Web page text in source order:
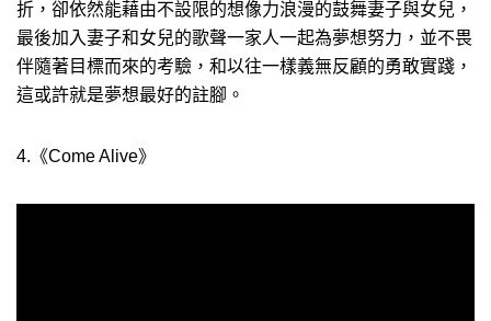
折，卻依然能藉由不設限的想像力浪漫的鼓舞妻子與女兒，
最後加入妻子和女兒的歌聲一家人一起為夢想努力，並不畏
伴隨著目標而來的考驗，和以往一樣義無反顧的勇敢實踐，
這或許就是夢想最好的註腳。
4.《Come Alive》